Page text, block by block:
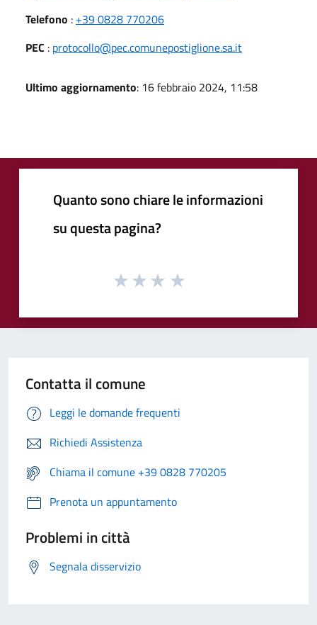
Telefono : +39 0828 770206
PEC : protocollo@pec.comunepostiglione.sa.it
Ultimo aggiornamento: 16 febbraio 2024, 11:58
Quanto sono chiare le informazioni
su questa pagina?
Contatta il comune
Leggi le domande frequenti
Richiedi Assistenza
Chiama il comune +39 0828 770205
Prenota un appuntamento
Problemi in città
Segnala disservizio